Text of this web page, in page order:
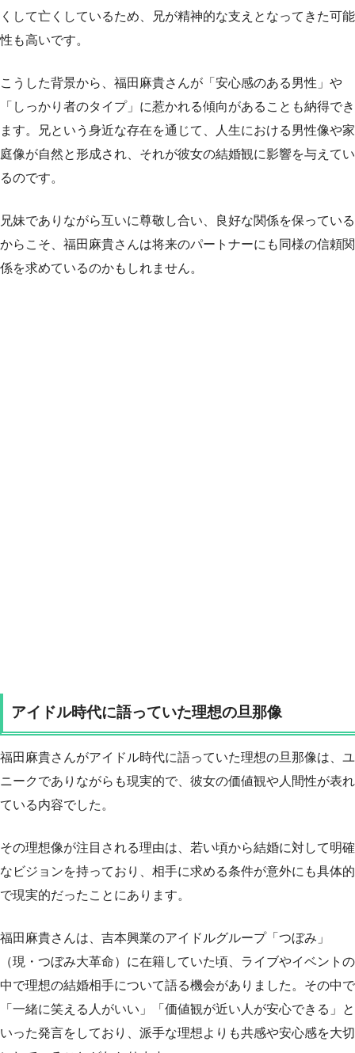
くして亡くしているため、兄が精神的な支えとなってきた可能
性も高いです。
こうした背景から、福田麻貴さんが「安心感のある男性」や
「しっかり者のタイプ」に惹かれる傾向があることも納得でき
ます。兄という身近な存在を通じて、人生における男性像や家
庭像が自然と形成され、それが彼女の結婚観に影響を与えてい
るのです。
兄妹でありながら互いに尊敬し合い、良好な関係を保っている
からこそ、福田麻貴さんは将来のパートナーにも同様の信頼関
係を求めているのかもしれません。
アイドル時代に語っていた理想の旦那像
福田麻貴さんがアイドル時代に語っていた理想の旦那像は、ユ
ニークでありながらも現実的で、彼女の価値観や人間性が表れ
ている内容でした。
その理想像が注目される理由は、若い頃から結婚に対して明確
なビジョンを持っており、相手に求める条件が意外にも具体的
で現実的だったことにあります。
福田麻貴さんは、吉本興業のアイドルグループ「つぼみ」
（現・つぼみ大革命）に在籍していた頃、ライブやイベントの
中で理想の結婚相手について語る機会がありました。その中で
「一緒に笑える人がいい」「価値観が近い人が安心できる」と
いった発言をしており、派手な理想よりも共感や安心感を大切